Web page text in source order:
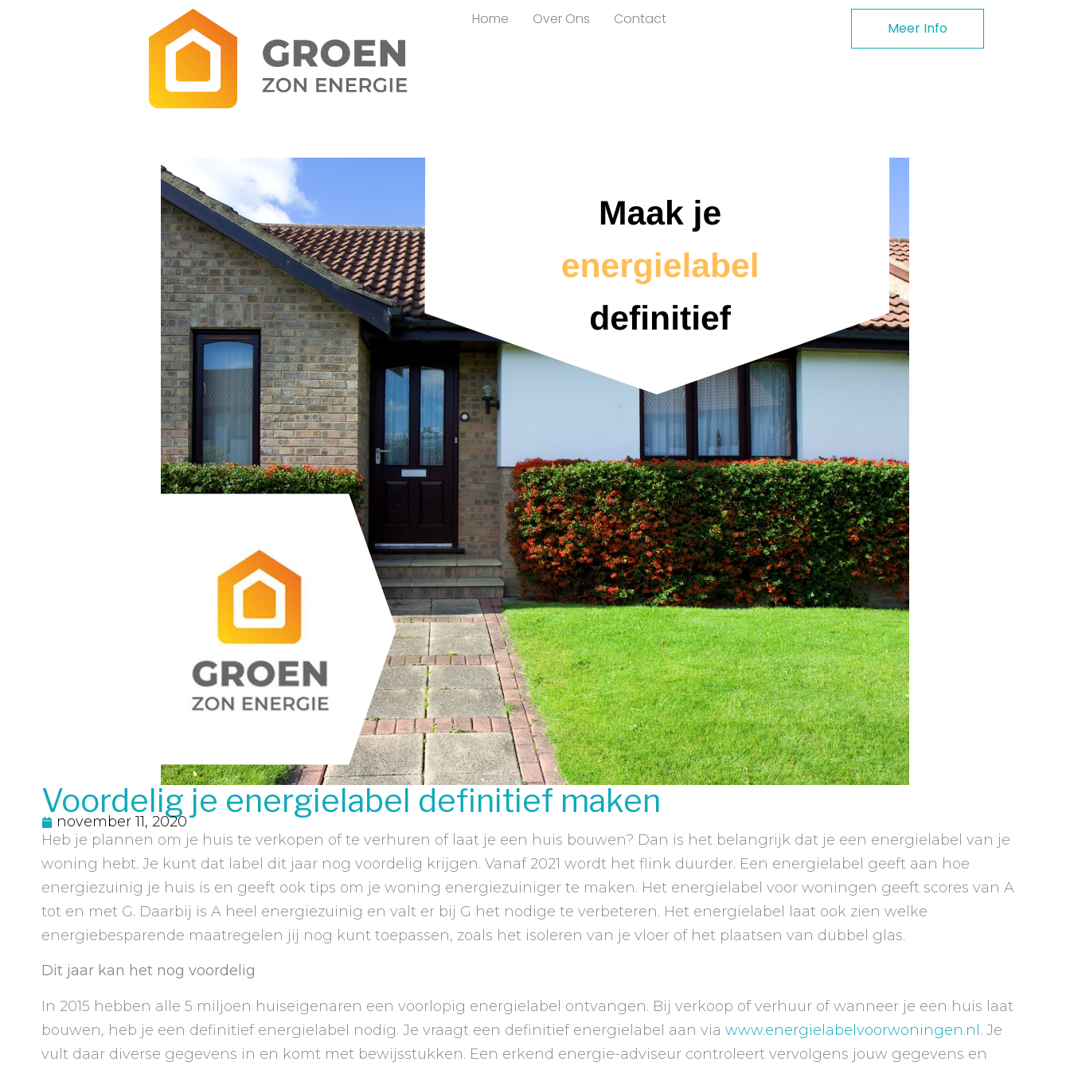
Home Over Ons Contact
Meer Info
Voordelig je energielabel definitief maken
november 11, 2020
Heb je plannen om je huis te verkopen of te verhuren of laat je een huis bouwen? Dan is het belangrijk dat je een energielabel van je
woning hebt. Je kunt dat label dit jaar nog voordelig krijgen. Vanaf 2021 wordt het flink duurder. Een energielabel geeft aan hoe
energiezuinig je huis is en geeft ook tips om je woning energiezuiniger te maken. Het energielabel voor woningen geeft scores van A
tot en met G. Daarbij is A heel energiezuinig en valt er bij G het nodige te verbeteren. Het energielabel laat ook zien welke
energiebesparende maatregelen jij nog kunt toepassen, zoals het isoleren van je vloer of het plaatsen van dubbel glas.
Dit jaar kan het nog voordelig
In 2015 hebben alle 5 miljoen huiseigenaren een voorlopig energielabel ontvangen. Bij verkoop of verhuur of wanneer je een huis laat
bouwen, heb je een definitief energielabel nodig. Je vraagt een definitief energielabel aan via www.energielabelvoorwoningen.nl. Je
vult daar diverse gegevens in en komt met bewijsstukken. Een erkend energie-adviseur controleert vervolgens jouw gegevens en